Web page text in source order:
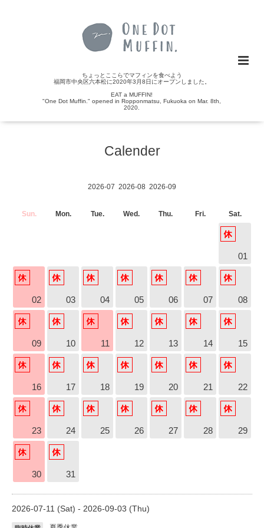
ちょっとここらでマフィンを食べよう
福岡市中央区六本松に2020年3月8日にオープンしました。
EAT a MUFFIN!
"One Dot Muffin." opened in Ropponmatsu, Fukuoka on Mar. 8th,
2020.
Calender
2026-07 2026-08 2026-09
Sun. Mon. Tue. Wed. Thu. Fri. Sat.
01
02 03 04 05 06 07 08
09 10 11 12 13 14 15
16 17 18 19 20 21 22
23 24 25 26 27 28 29
30 31
2026-07-11 (Sat) - 2026-09-03 (Thu)